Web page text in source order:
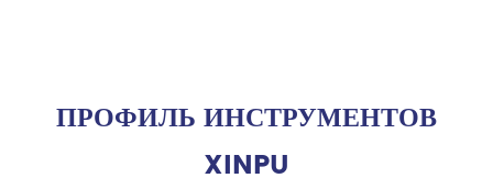
ПРОФИЛЬ ИНСТРУМЕНТОВ
XINPU